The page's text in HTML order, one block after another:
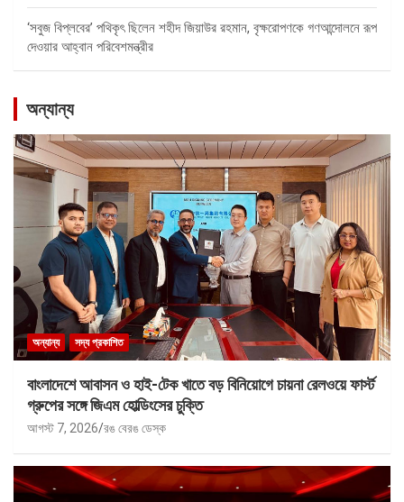
‘সবুজ বিপ্লবের’ পথিকৃৎ ছিলেন শহীদ জিয়াউর রহমান, বৃক্ষরোপণকে গণআন্দোলনে রূপ
দেওয়ার আহ্বান পরিবেশমন্ত্রীর
অন্যান্য
অন্যান্য সদ্য প্রকাশিত
বাংলাদেশে আবাসন ও হাই-টেক খাতে বড় বিনিয়োগে চায়না রেলওয়ে ফার্স্ট
গ্রুপের সঙ্গে জিএম হোল্ডিংসের চুক্তি
আগস্ট 7, 2026 রঙ বেরঙ ডেস্ক